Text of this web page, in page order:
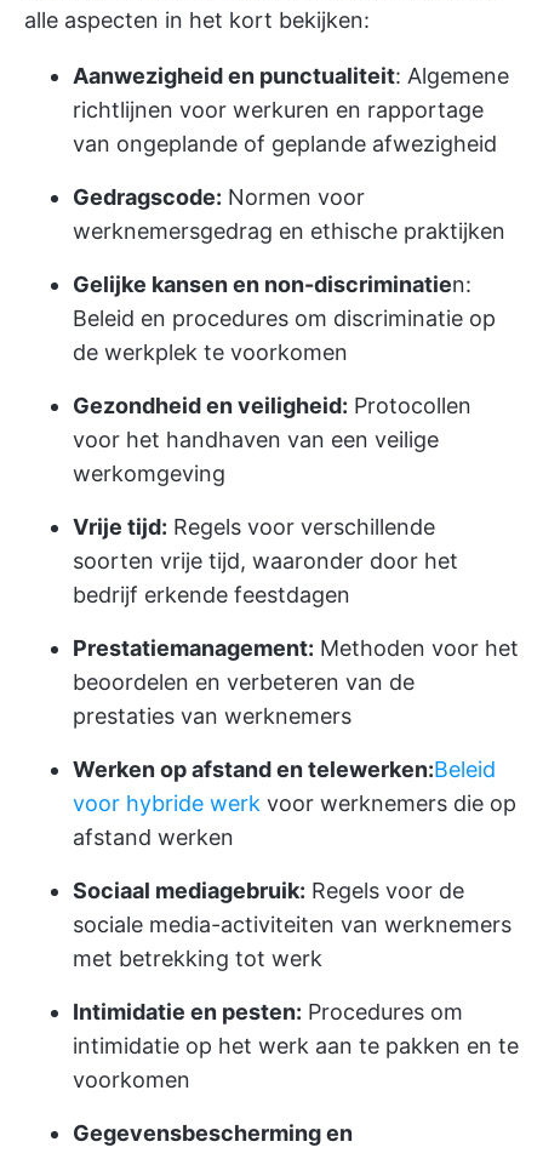
alle aspecten in het kort bekijken:
Aanwezigheid en punctualiteit: Algemene
richtlijnen voor werkuren en rapportage
van ongeplande of geplande afwezigheid
Gedragscode: Normen voor
werknemersgedrag en ethische praktijken
Gelijke kansen en non-discriminatien:
Beleid en procedures om discriminatie op
de werkplek te voorkomen
Gezondheid en veiligheid: Protocollen
voor het handhaven van een veilige
werkomgeving
Vrije tijd: Regels voor verschillende
soorten vrije tijd, waaronder door het
bedrijf erkende feestdagen
Prestatiemanagement: Methoden voor het
beoordelen en verbeteren van de
prestaties van werknemers
Werken op afstand en telewerken:Beleid
voor hybride werk voor werknemers die op
afstand werken
Sociaal mediagebruik: Regels voor de
sociale media-activiteiten van werknemers
met betrekking tot werk
Intimidatie en pesten: Procedures om
intimidatie op het werk aan te pakken en te
voorkomen
Gegevensbescherming en